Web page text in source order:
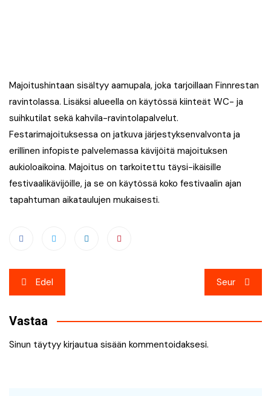
Majoitushintaan sisältyy aamupala, joka tarjoillaan Finnrestan
ravintolassa. Lisäksi alueella on käytössä kiinteät WC- ja
suihkutilat sekä kahvila-ravintolapalvelut.
Festarimajoituksessa on jatkuva järjestyksenvalvonta ja
erillinen infopiste palvelemassa kävijöitä majoituksen
aukioloaikoina. Majoitus on tarkoitettu täysi-ikäisille
festivaalikävijöille, ja se on käytössä koko festivaalin ajan
tapahtuman aikataulujen mukaisesti.
Artikkelien
selaus
Edel Seur
Vastaa
Sinun täytyy kirjautua sisään kommentoidaksesi.